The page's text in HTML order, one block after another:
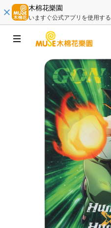
木棉花樂園
いますぐ公式アプリを使用する